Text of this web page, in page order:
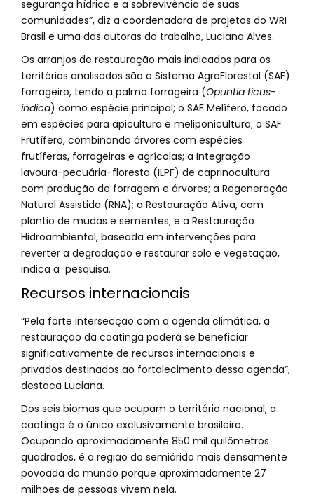
segurança hídrica e a sobrevivência de suas
comunidades”, diz a coordenadora de projetos do WRI
Brasil e uma das autoras do trabalho, Luciana Alves.
Os arranjos de restauração mais indicados para os
territórios analisados são o Sistema AgroFlorestal (SAF)
forrageiro, tendo a palma forrageira (Opuntia fícus-
indica) como espécie principal; o SAF Melífero, focado
em espécies para apicultura e meliponicultura; o SAF
Frutífero, combinando árvores com espécies
frutíferas, forrageiras e agrícolas; a Integração
lavoura-pecuária-floresta (ILPF) de caprinocultura
com produção de forragem e árvores; a Regeneração
Natural Assistida (RNA); a Restauração Ativa, com
plantio de mudas e sementes; e a Restauração
Hidroambiental, baseada em intervenções para
reverter a degradação e restaurar solo e vegetação,
indica a pesquisa.
Recursos internacionais
“Pela forte intersecção com a agenda climática, a
restauração da caatinga poderá se beneficiar
significativamente de recursos internacionais e
privados destinados ao fortalecimento dessa agenda”,
destaca Luciana.
Dos seis biomas que ocupam o território nacional, a
caatinga é o único exclusivamente brasileiro.
Ocupando aproximadamente 850 mil quilômetros
quadrados, é a região do semiárido mais densamente
povoada do mundo porque aproximadamente 27
milhões de pessoas vivem nela.